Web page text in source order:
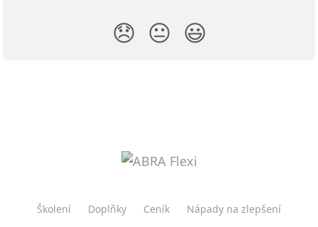
😞 😐 😃
Školení Doplňky Ceník Nápady na zlepšení